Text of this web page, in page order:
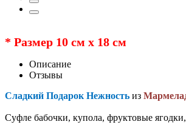
* Размер 10 см х 18 см
Описание
Отзывы
Сладкий Подарок Нежность из
Суфле бабочки, купола, фруктовые